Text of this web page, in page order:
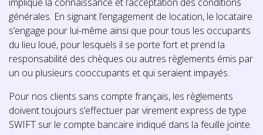
générales. En signant l’engagement de location, le locataire
s’engage pour lui-même ainsi que pour tous les occupants
du lieu loué, pour lesquels il se porte fort et prend la
responsabilité des chèques ou autres règlements émis par
un ou plusieurs cooccupants et qui seraient impayés.
Pour nos clients sans compte français, les règlements
doivent toujours s’effectuer par virement express de type
SWIFT sur le compte bancaire indiqué dans la feuille jointe.